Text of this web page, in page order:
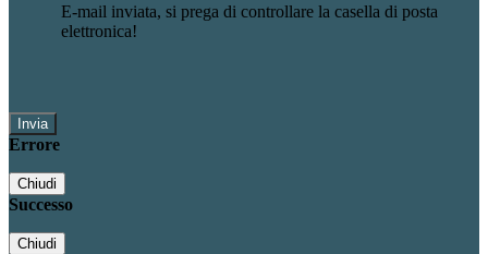
E-mail inviata, si prega di controllare la casella di posta
elettronica!
Errore
Chiudi
Successo
Chiudi